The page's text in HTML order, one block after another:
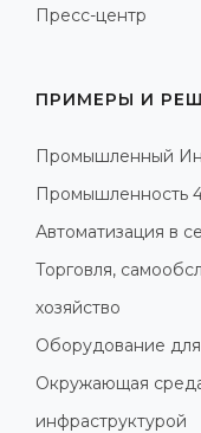
Пресс-центр
ПРИМЕРЫ И
Промышленный
Промышленность
Автоматизация в
Торговля,
хозяйство
Оборудование
Окружающая
инфраструктурой